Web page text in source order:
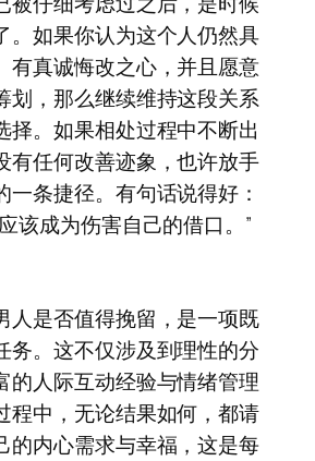
。如果你认为这个人仍然具
有真诚悔改之心，并且愿意
划，那么继续维持这段关系
择。如果相处过程中不断出
有任何改善迹象，也许放手
一条捷径。有句话说得好：
该成为伤害自己的借口。”
人是否值得挽留，是一项既
务。这不仅涉及到理性的分
的人际互动经验与情绪管理
程中，无论结果如何，都请
的内心需求与幸福，这是每